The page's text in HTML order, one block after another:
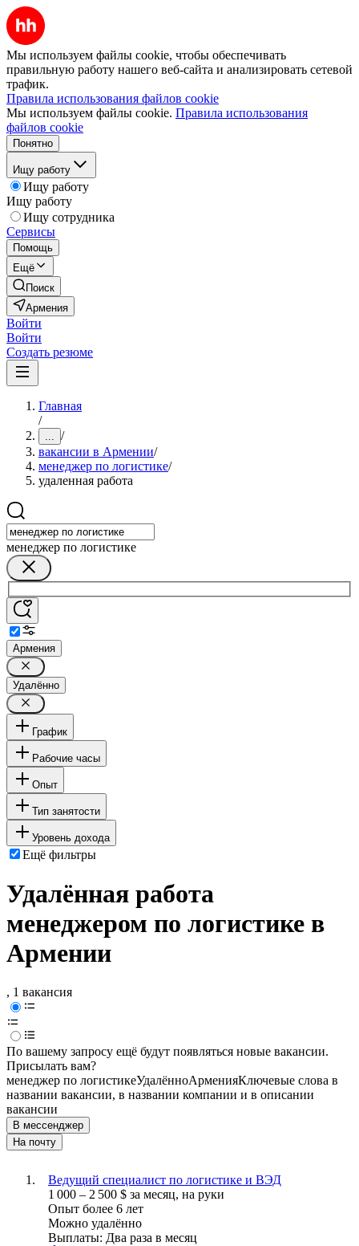
Мы используем файлы cookie, чтобы обеспечивать
правильную работу нашего веб-сайта и анализировать сетевой
трафик.
Правила использования файлов cookie
Мы используем файлы cookie. Правила использования
файлов cookie
Понятно
Ищу работу
Ищу работу
Ищу работу
Ищу сотрудника
Сервисы
Помощь
Ещё
Поиск
Армения
Войти
Войти
Создать резюме
Главная
/
... /
вакансии в Армении/
менеджер по логистике/
удаленная работа
менеджер по логистике
Армения
Удалённо
График
Рабочие часы
Опыт
Тип занятости
Уровень дохода
Ещё фильтры
Удалённая работа
менеджером по логистике в
Армении
, 1 вакансия
По вашему запросу ещё будут появляться новые вакансии.
Присылать вам?
менеджер по логистикеУдалённоАрменияКлючевые слова в
названии вакансии, в названии компании и в описании
вакансии
В мессенджер
На почту
Ведущий специалист по логистике и ВЭД
1 000 – 2 500 $ за месяц, на руки
Опыт более 6 лет
Можно удалённо
Выплаты: Два раза в месяц